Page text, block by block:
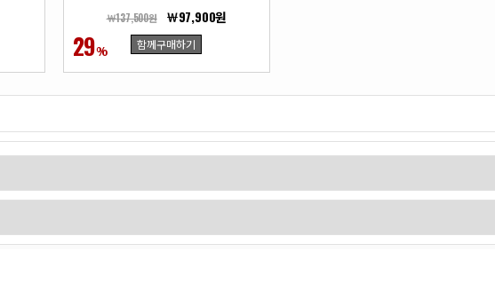
29%
￦137,500원 ￦97,900원
함께구매하기